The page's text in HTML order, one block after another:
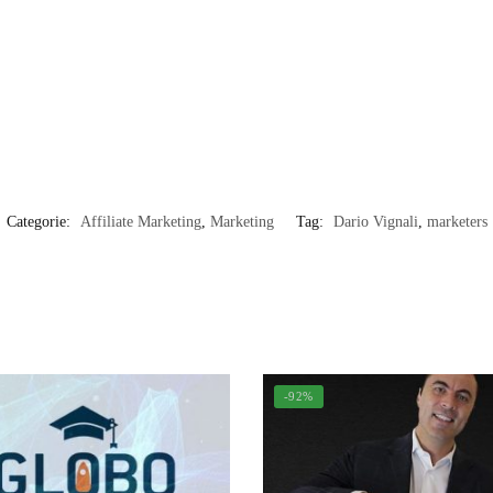
Categorie: Affiliate Marketing, Marketing Tag: Dario Vignali, marketers
-92%